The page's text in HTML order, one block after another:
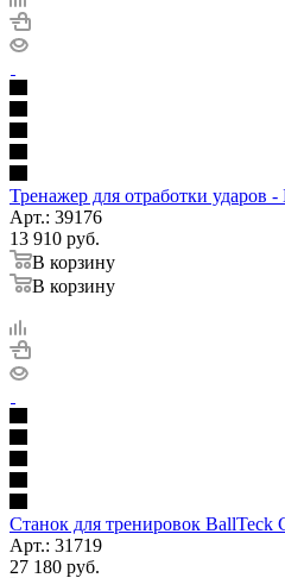
Тренажер для отработки ударов
Арт.: 39176
13 910 руб.
В корзину
В корзину
Станок для тренировок BallTeck
Арт.: 31719
27 180 руб.